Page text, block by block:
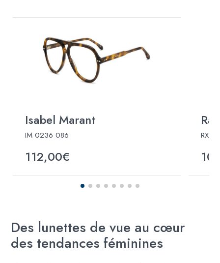
Isabel Marant
IM 0236 086
112,00€
Des lunettes de vue au cœur
des tendances féminines